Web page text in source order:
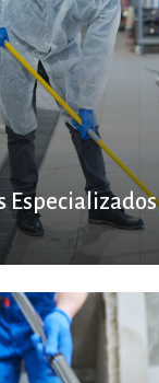
Especializados